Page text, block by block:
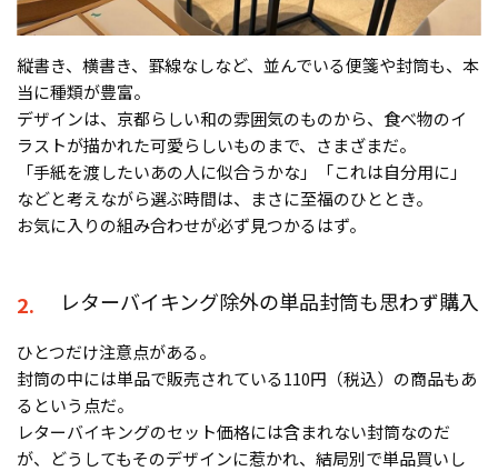
縦書き、横書き、罫線なしなど、並んでいる便箋や封筒も、本
当に種類が豊富。
デザインは、京都らしい和の雰囲気のものから、食べ物のイ
ラストが描かれた可愛らしいものまで、さまざまだ。
「手紙を渡したいあの人に似合うかな」「これは自分用に」
などと考えながら選ぶ時間は、まさに至福のひととき。
お気に入りの組み合わせが必ず見つかるはず。
2. レターバイキング除外の単品封筒も思わず購入
ひとつだけ注意点がある。
封筒の中には単品で販売されている110円（税込）の商品もあ
るという点だ。
レターバイキングのセット価格には含まれない封筒なのだ
が、どうしてもそのデザインに惹かれ、結局別で単品買いし